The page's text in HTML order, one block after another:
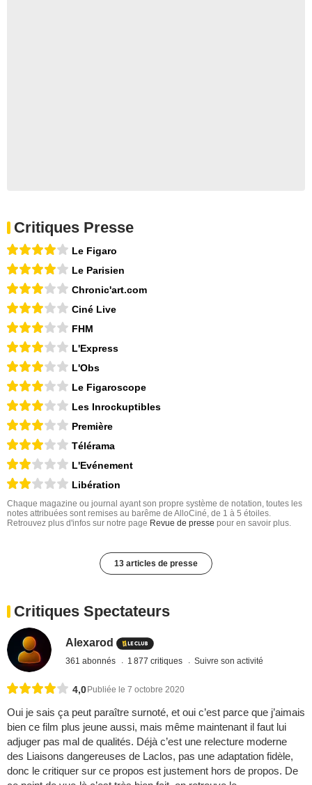
Critiques Presse
Le Figaro
Le Parisien
Chronic'art.com
Ciné Live
FHM
L'Express
L'Obs
Le Figaroscope
Les Inrockuptibles
Première
Télérama
L'Evénement
Libération
Chaque magazine ou journal ayant son propre système de notation, toutes les
notes attribuées sont remises au barême de AlloCiné, de 1 à 5 étoiles.
Retrouvez plus d'infos sur notre page Revue de presse pour en savoir plus.
13 articles de presse
Critiques Spectateurs
Alexarod
361 abonnés 1 877 critiques Suivre son activité
4,0 Publiée le 7 octobre 2020
Oui je sais ça peut paraître surnoté, et oui c’est parce que j’aimais
bien ce film plus jeune aussi, mais même maintenant il faut lui
adjuger pas mal de qualités. Déjà c’est une relecture moderne
des Liaisons dangereuses de Laclos, pas une adaptation fidèle,
donc le critiquer sur ce propos est justement hors de propos. De